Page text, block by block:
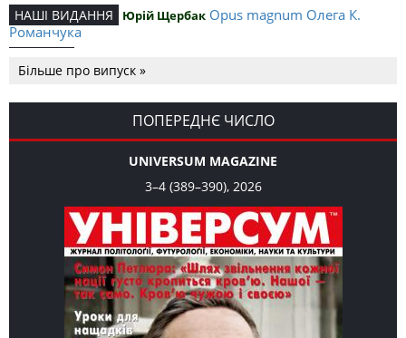
НАШІ ВИДАННЯ Юрій Щербак Opus magnum Олега К.
Романчука
Романчука
СЛОВО РЕДАКЦІЙНЕ Олег К. Романчук Журавель і синиця
як уособлення української політстратегії й тактики
Більше про випуск »
ПОПЕРЕДНЄ ЧИСЛО
UNIVERSUM MAGAZINE
3–4 (389–390), 2026